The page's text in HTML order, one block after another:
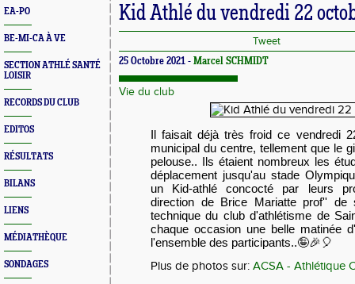
EA-PO
BE-MI-CA À VE
SECTION ATHLÉ SANTÉ
LOISIR
RECORDS DU CLUB
EDITOS
RÉSULTATS
BILANS
LIENS
MÉDIATHÈQUE
SONDAGES
Kid Athlé du vendredi 22
Tweet
25 Octobre 2021 - Marcel SCHMIDT
Vie du club
Il faisait déjà très froid ce vendredi
municipal du centre, tellement que le
pelouse.. Ils étaient nombreux les
déplacement jusqu'au stade
un Kid-athlé concocté par leurs
direction de Brice Mariatte prof'' de
technique du club d'athlétisme de
chaque occasion une belle matinée
l'ensemble des participants..🤪🎉🎈
Plus de photos sur: ACSA - Athlétique